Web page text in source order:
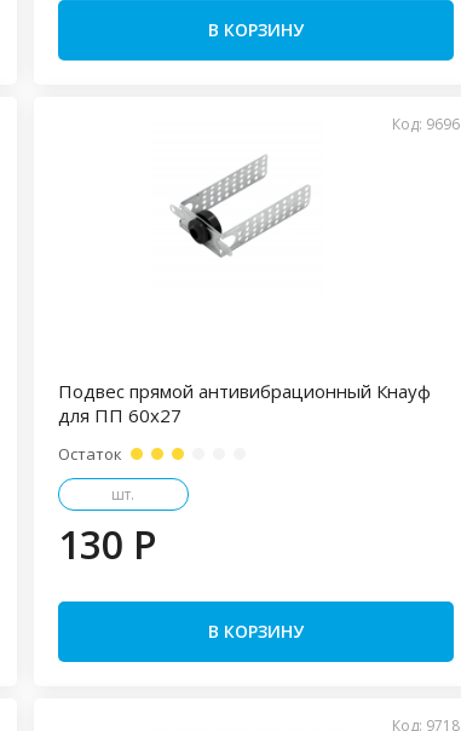
В КОРЗИНУ
Код: 9696
Подвес прямой антивибрационный Кнауф
для ПП 60х27
Остаток
шт.
130 P
В КОРЗИНУ
Код: 9718